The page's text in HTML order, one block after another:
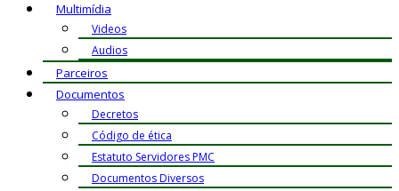
Multimídia
Videos
Audios
Parceiros
Documentos
Decretos
Código de ética
Estatuto Servidores PMC
Documentos Diversos